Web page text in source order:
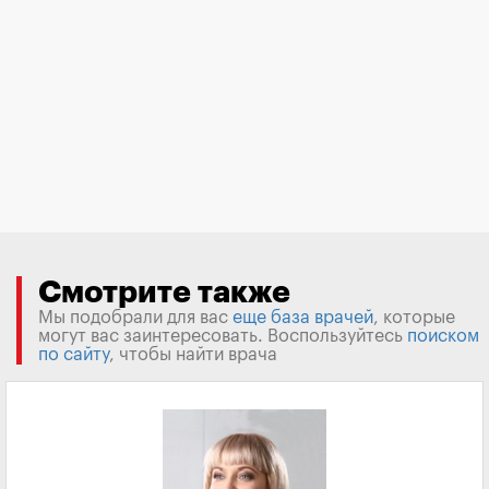
Смотрите также
Мы подобрали для вас еще база врачей, которые
могут вас заинтересовать. Воспользуйтесь поиском
по сайту, чтобы найти врача